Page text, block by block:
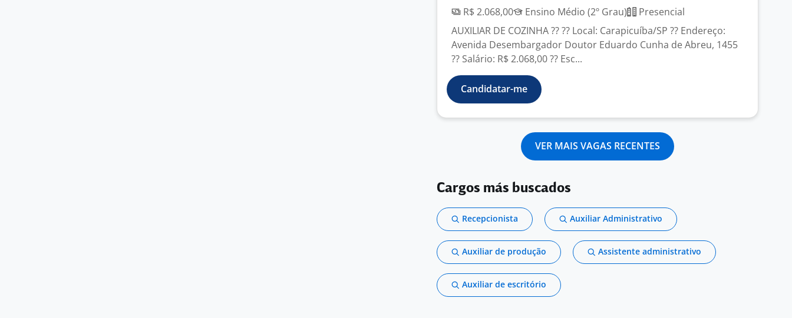
R$ 2.068,00
Ensino Médio (2º Grau)
Presencial
AUXILIAR DE COZINHA ?? ?? Local: Carapicuíba/SP ?? Endereço:
Avenida Desembargador Doutor Eduardo Cunha de Abreu, 1455
?? Salário: R$ 2.068,00 ?? Esc...
Candidatar-me
VER MAIS VAGAS RECENTES
Cargos más buscados
Recepcionista Auxiliar Administrativo
Auxiliar de produção Assistente administrativo
Auxiliar de escritório